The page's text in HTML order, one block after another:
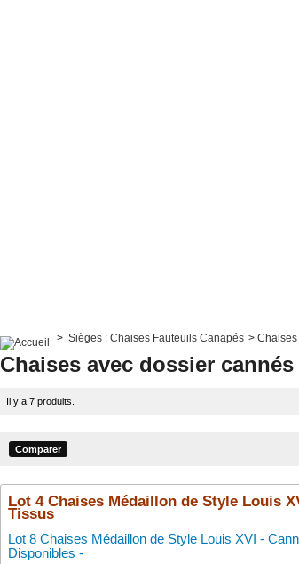
> Sièges : Chaises Fauteuils Canapés >
Chaises avec dossier cannés
Il y a 7 produits.
Lot 4 Chaises Médaillon de Style Louis
Tissus
Lot 8 Chaises Médaillon de Style Louis XVI -
Disponibles -